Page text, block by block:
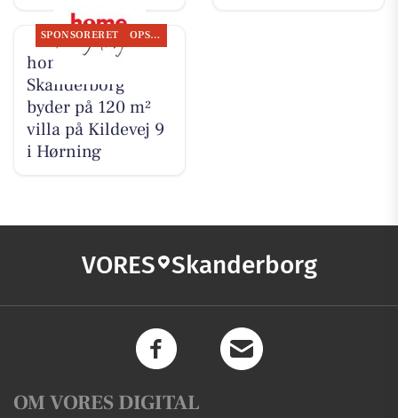
SPONSORERET OPSLAGSTAVLEN
home
Skanderborg
byder på 120 m²
villa på Kildevej 9
i Hørning
VORES Skanderborg
OM VORES DIGITAL